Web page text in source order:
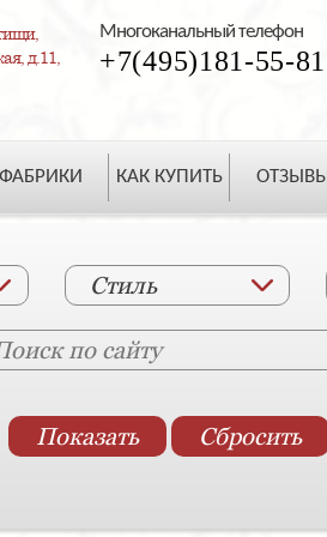
д.11,
Многоканальный телефон
+7(495)181-55-81
ФАБРИКИ КАК КУПИТЬ ОТЗЫВЫ
Стиль